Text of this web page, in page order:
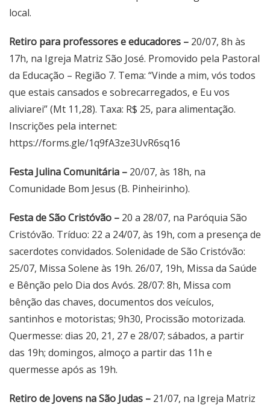
local.
Retiro para professores e educadores – 20/07, 8h às
17h, na Igreja Matriz São José. Promovido pela Pastoral
da Educação – Região 7. Tema: “Vinde a mim, vós todos
que estais cansados e sobrecarregados, e Eu vos
aliviarei” (Mt 11,28). Taxa: R$ 25, para alimentação.
Inscrições pela internet:
https://forms.gle/1q9fA3ze3UvR6sq16
Festa Julina Comunitária – 20/07, às 18h, na
Comunidade Bom Jesus (B. Pinheirinho).
Festa de São Cristóvão – 20 a 28/07, na Paróquia São
Cristóvão. Tríduo: 22 a 24/07, às 19h, com a presença de
sacerdotes convidados. Solenidade de São Cristóvão:
25/07, Missa Solene às 19h. 26/07, 19h, Missa da Saúde
e Bênção pelo Dia dos Avós. 28/07: 8h, Missa com
bênção das chaves, documentos dos veículos,
santinhos e motoristas; 9h30, Procissão motorizada.
Quermesse: dias 20, 21, 27 e 28/07; sábados, a partir
das 19h; domingos, almoço a partir das 11h e
quermesse após as 19h.
Retiro de Jovens na São Judas – 21/07, na Igreja Matriz